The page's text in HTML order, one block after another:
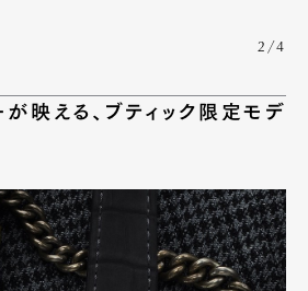
2/4
映える、ブティック限定モデ